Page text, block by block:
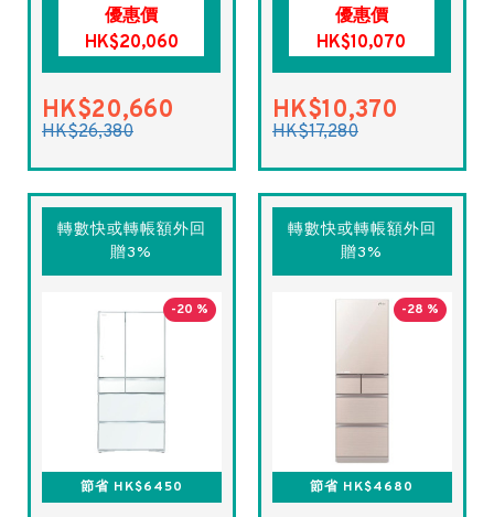
優惠價
HK$20,060
HK$20,660
HK$26,380
優惠價
HK$10,070
HK$10,370
HK$17,280
轉數快或轉帳額外回
贈3%
-20 %
節省 HK$6450
轉數快或轉帳額外回
贈3%
-28 %
節省 HK$4680